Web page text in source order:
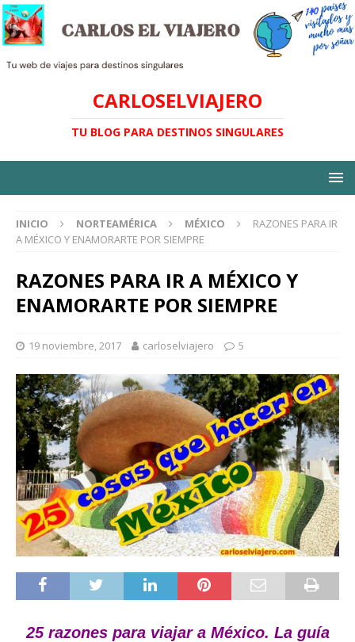
CARLOSELVIAJERO
TU BLOG PARA DESTINOS SINGULARES
INICIO NORTEAMÉRICA MÉXICO
RAZONES PARA IR
A MÉXICO Y ENAMORARTE POR SIEMPRE
RAZONES PARA IR A MÉXICO Y
ENAMORARTE POR SIEMPRE
19 noviembre, 2017 carloselviajero 5
25 razones para viajar a México. La guía